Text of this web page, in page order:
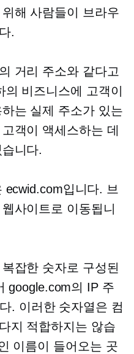
해 사람들이 브라우
.
거리 주소와 같다고
비즈니스에 고객이
는 실제 주소가 있는
객이 액세스하는 데
니다.
입니다. 브
사이트로 이동됩니
잡한 숫자로 구성된
google.com의 IP 주
. 이러한 숫자열은 컴
지 적합하지는 않습
이름이 들어오는 곳